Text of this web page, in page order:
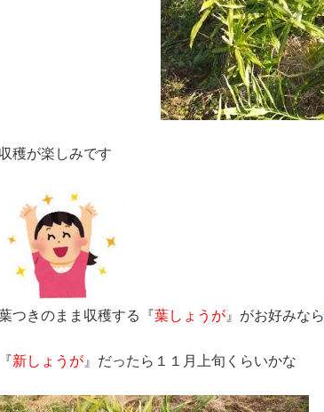
収穫が楽しみです
つきのまま収穫する『葉しょうが 』がお好みなら
『新しょうが 』だったら１１月上旬くらいかな